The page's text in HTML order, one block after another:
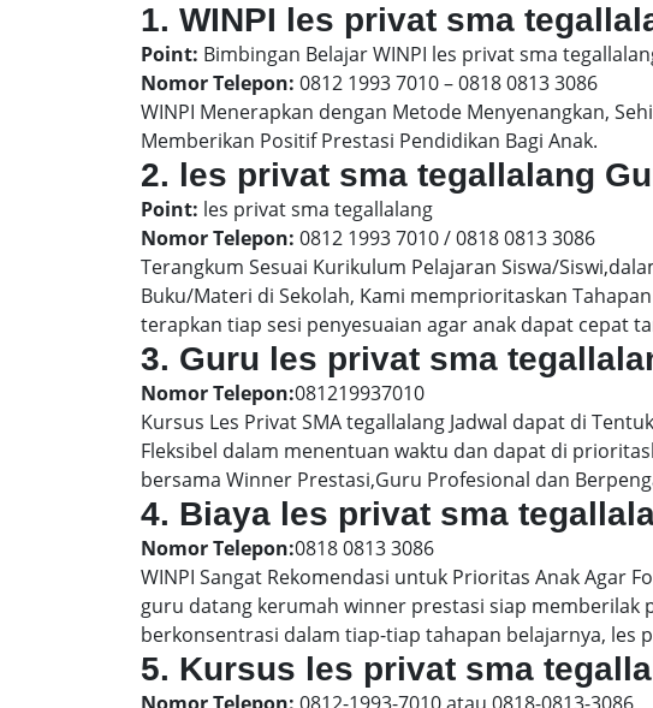
1. WINPI les privat sma
Point: Bimbingan Belajar WINPI les privat sma
Nomor Telepon: 0812 1993 7010 – 0818 0813 3086
WINPI Menerapkan dengan Metode Menyenangkan,
Memberikan Positif Prestasi Pendidikan Bagi Anak.
2. les privat sma tegallalang
Point: les privat sma tegallalang
Nomor Telepon: 0812 1993 7010 / 0818 0813 3086
Terangkum Sesuai Kurikulum Pelajaran Siswa/
Buku/Materi di Sekolah, Kami memprioritaskan
terapkan tiap sesi penyesuaian agar anak dapat cepat
3. Guru les privat sma
Nomor Telepon:081219937010
Kursus Les Privat SMA tegallalang Jadwal dapat di
Fleksibel dalam menentuan waktu dan dapat di
bersama Winner Prestasi,Guru Profesional dan
4. Biaya les privat sma
Nomor Telepon:0818 0813 3086
WINPI Sangat Rekomendasi untuk Prioritas Anak Agar
guru datang kerumah winner prestasi siap memberilak
berkonsentrasi dalam tiap-tiap tahapan belajarnya, les
5. Kursus les privat sma